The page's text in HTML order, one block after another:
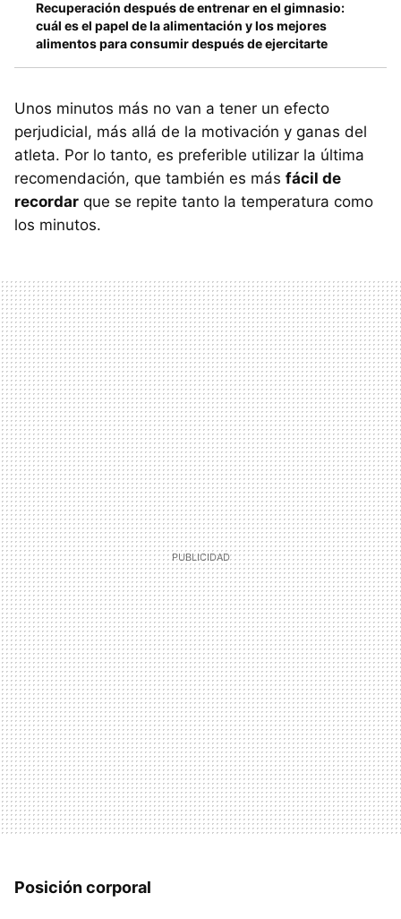
Recuperación después de entrenar en el gimnasio:
cuál es el papel de la alimentación y los mejores
alimentos para consumir después de ejercitarte
Unos minutos más no van a tener un efecto
perjudicial, más allá de la motivación y ganas del
atleta. Por lo tanto, es preferible utilizar la última
recomendación, que también es más fácil de
recordar que se repite tanto la temperatura como
los minutos.
Posición corporal